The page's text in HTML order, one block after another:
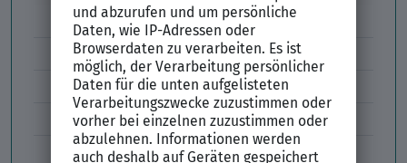
Arbeitsvertrag
Codes im Arbeitszeugnis
Kündigung
Einstiegsgehalt
Gehaltswunsch